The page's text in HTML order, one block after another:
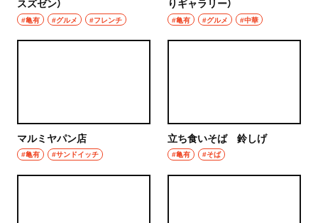
スズゼン）
#亀有 #グルメ #フレンチ
りギャラリー）
#亀有 #グルメ #中華
マルミヤパン店
#亀有 #サンドイッチ
立ち食いそば 鈴しげ
#亀有 #そば